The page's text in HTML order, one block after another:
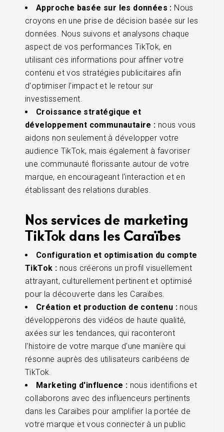
Approche basée sur les données : Nous
croyons en une prise de décision basée sur les
données. Nous suivons et analysons chaque
aspect de vos performances TikTok, en
utilisant ces informations pour affiner votre
contenu et vos stratégies publicitaires afin
d'optimiser l'impact et le retour sur
investissement.
Croissance stratégique et
développement communautaire : nous vous
aidons non seulement à développer votre
audience TikTok, mais également à favoriser
une communauté florissante autour de votre
marque, en encourageant l'interaction et en
établissant des relations durables.
Nos services de marketing
TikTok dans les Caraïbes
Configuration et optimisation du compte
TikTok : nous créerons un profil visuellement
attrayant, culturellement pertinent et optimisé
pour la découverte dans les Caraïbes.
Création et production de contenu : nous
développerons des vidéos de haute qualité,
axées sur les tendances, qui raconteront
l'histoire de votre marque d'une manière qui
résonne auprès des utilisateurs caribéens de
TikTok.
Marketing d'influence : nous identifions et
collaborons avec des influenceurs pertinents
dans les Caraïbes pour amplifier la portée de
votre marque et vous connecter à un public